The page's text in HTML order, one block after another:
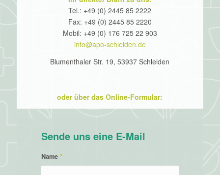
Tel.: +49 (0) 2445 85 2222
Fax: +49 (0) 2445 85 2220
Mobil: +49 (0) 176 725 22 903
info@apo-schleiden.de
Blumenthaler Str. 19, 53937 Schleiden
oder über das Online-Formular:
Sende uns eine E-Mail
Name *